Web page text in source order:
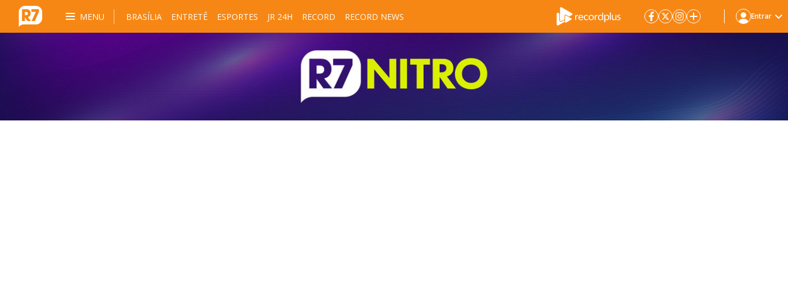
MENU BRASÍLIA ENTRETÊ ESPORTES JR 24H RECORD RECORD NEWS Entrar